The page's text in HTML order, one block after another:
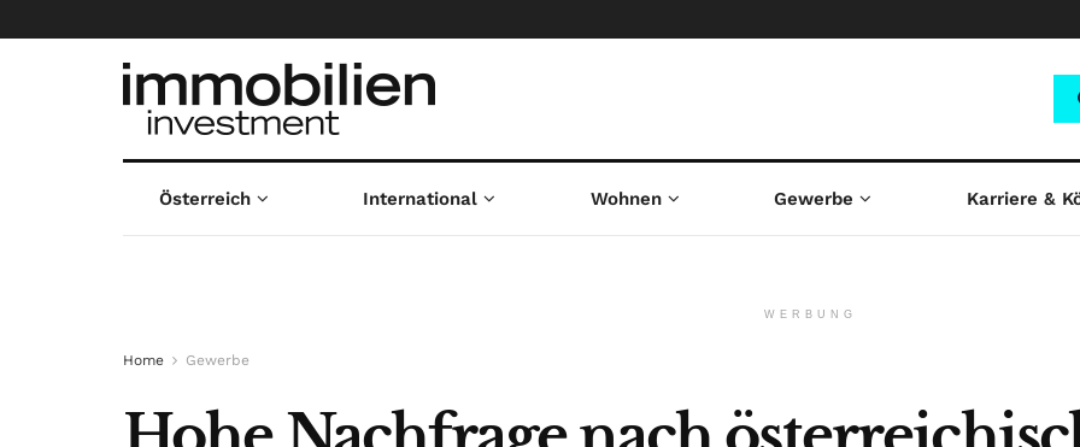
Österreich International Wohnen Gewerbe Karriere &
WERBUNG
Home Gewerbe